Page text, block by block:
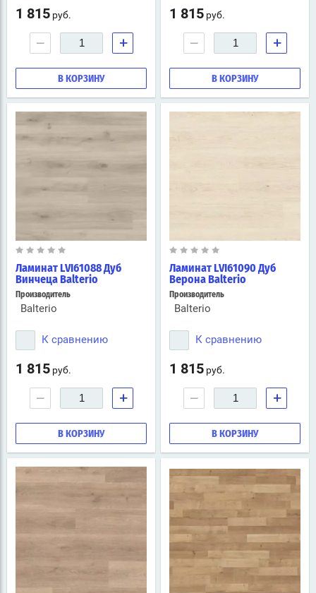
1 815 руб.
− +
В КОРЗИНУ
1 815 руб.
− +
В КОРЗИНУ
Ламинат LVI61088 Дуб
Винчеца Balterio
Производитель
Balterio
К сравнению
1 815 руб.
− +
В КОРЗИНУ
Ламинат LVI61090 Дуб
Верона Balterio
Производитель
Balterio
К сравнению
1 815 руб.
− +
В КОРЗИНУ